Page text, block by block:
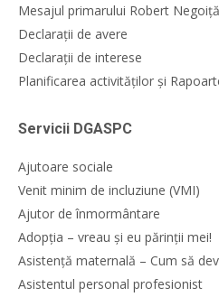
Mesajul primarului Robert Negoiță
Declarații de avere
Declarații de interese
Planificarea activităților și
Servicii DGASPC
Ajutoare sociale
Venit minim de incluziune (VMI)
Ajutor de înmormântare
Adopția – vreau și eu părinții mei!
Asistență maternală – Cum să
Asistentul personal profesionist